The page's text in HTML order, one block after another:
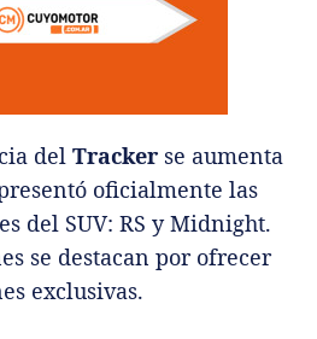
del Tracker se aumenta
oficialmente las
del SUV: RS y Midnight.
se destacan por ofrecer
exclusivas.